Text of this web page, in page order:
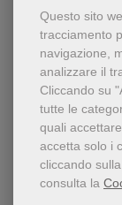
Questo sito
tracciamento
navigazione,
analizzare il
Cliccando su
tutte le
quali
accetta solo i
cliccando
consulta la